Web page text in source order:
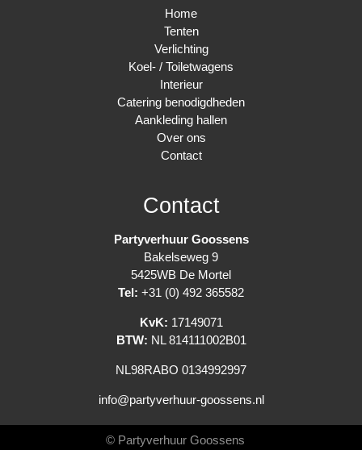
Home
Tenten
Verlichting
Koel- / Toiletwagens
Interieur
Catering benodigdheden
Aankleding hallen
Over ons
Contact
Contact
Partyverhuur Goossens
Bakelseweg 9
5425WB De Mortel
Tel: +31 (0) 492 365582
KvK: 17149071
BTW: NL 814111002B01
NL98RABO 0134992997
info@partyverhuur-goossens.nl
© Partyverhuur Goossens